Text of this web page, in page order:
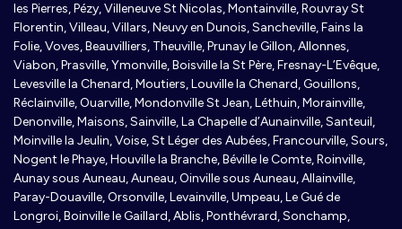
les Pierres, Pézy, Villeneuve St Nicolas, Montainville, Rouvray St
Florentin, Villeau, Villars, Neuvy en Dunois, Sancheville, Fains la
Folie, Voves, Beauvilliers, Theuville, Prunay le Gillon, Allonnes,
Viabon, Prasville, Ymonville, Boisville la St Père, Fresnay-L’Evêque,
Levesville la Chenard, Moutiers, Louville la Chenard, Gouillons,
Réclainville, Ouarville, Mondonville St Jean, Léthuin, Morainville,
Denonville, Maisons, Sainville, La Chapelle d’Aunainville, Santeuil,
Moinville la Jeulin, Voise, St Léger des Aubées, Francourville, Sours,
Nogent le Phaye, Houville la Branche, Béville le Comte, Roinville,
Aunay sous Auneau, Auneau, Oinville sous Auneau, Allainville,
Paray-Douaville, Orsonville, Levainville, Umpeau, Le Gué de
Longroi, Boinville le Gaillard, Ablis, Ponthévrard, Sonchamp,